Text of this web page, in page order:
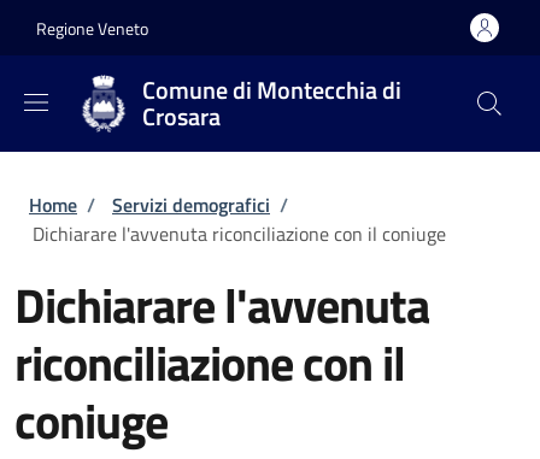
Regione Veneto
Comune di Montecchia di
Crosara
Briciole di pane
Home / Servizi demografici /
Dichiarare l'avvenuta riconciliazione con il coniuge
Dichiarare l'avvenuta
riconciliazione con il
coniuge